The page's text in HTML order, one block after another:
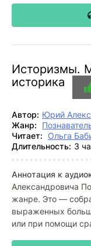
Историзмы.
историка
Автор: Юрий
Жанр:
Читает: Ольга
Длительность: 3
Аннотация к
Александровича
жанре. Это —
выраженных
или при помощи